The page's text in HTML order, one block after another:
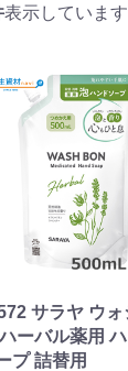
蛇腹）タ
プ
表示しています
サラヤ ウォ
ーバル薬用
プ 詰替用